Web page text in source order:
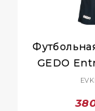
GEDO